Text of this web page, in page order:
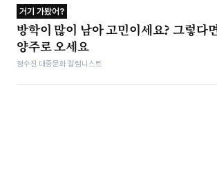
거기 가봤어?
방학이 많이 남아 고민이세요? 그렇다
양주로 오세요
정수진 대중문화 칼럼니스트